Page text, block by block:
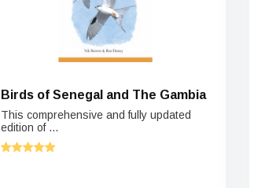
Birds of Senegal and The Gambia
This comprehensive and fully updated
edition of ...